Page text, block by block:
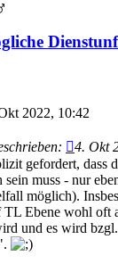
2022, 10:42
4. Okt
gefordert, dass
sein muss - nur
möglich).
TL Ebene wohl oft
und es wird